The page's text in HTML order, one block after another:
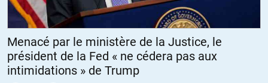
Menacé par le ministère de la Justice, le
président de la Fed « ne cédera pas aux
intimidations » de Trump